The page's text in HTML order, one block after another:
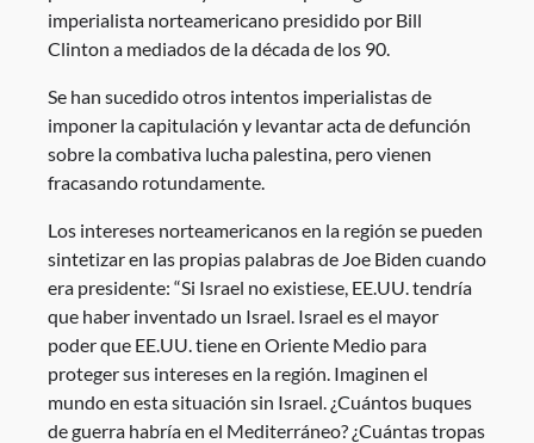
imperialista norteamericano presidido por Bill
Clinton a mediados de la década de los 90.
Se han sucedido otros intentos imperialistas de
imponer la capitulación y levantar acta de defunción
sobre la combativa lucha palestina, pero vienen
fracasando rotundamente.
Los intereses norteamericanos en la región se pueden
sintetizar en las propias palabras de Joe Biden cuando
era presidente: “Si Israel no existiese, EE.UU. tendría
que haber inventado un Israel. Israel es el mayor
poder que EE.UU. tiene en Oriente Medio para
proteger sus intereses en la región. Imaginen el
mundo en esta situación sin Israel. ¿Cuántos buques
de guerra habría en el Mediterráneo? ¿Cuántas tropas